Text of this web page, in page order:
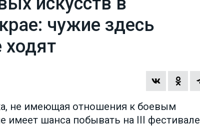
чужие здесь
ходят
не имеющая отношения к боевым
имеет шанса побывать на III фестивале